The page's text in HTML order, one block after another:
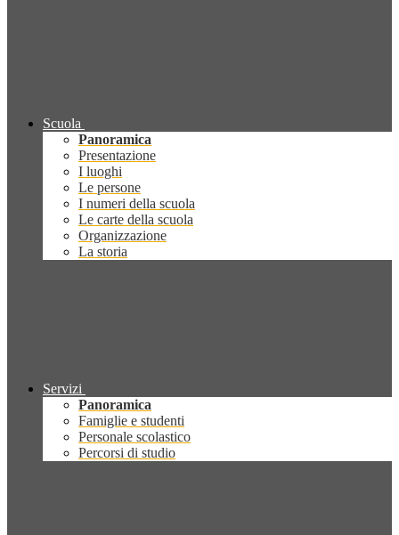
Scuola
Panoramica
Presentazione
I luoghi
Le persone
I numeri della scuola
Le carte della scuola
Organizzazione
La storia
Servizi
Panoramica
Famiglie e studenti
Personale scolastico
Percorsi di studio